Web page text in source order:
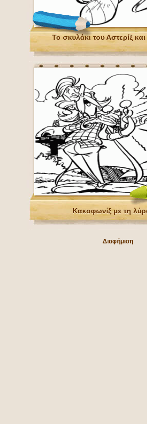
Το σκυλάκι του Αστερίξ και
Κακοφωνίξ με τη
Διαφήμιση